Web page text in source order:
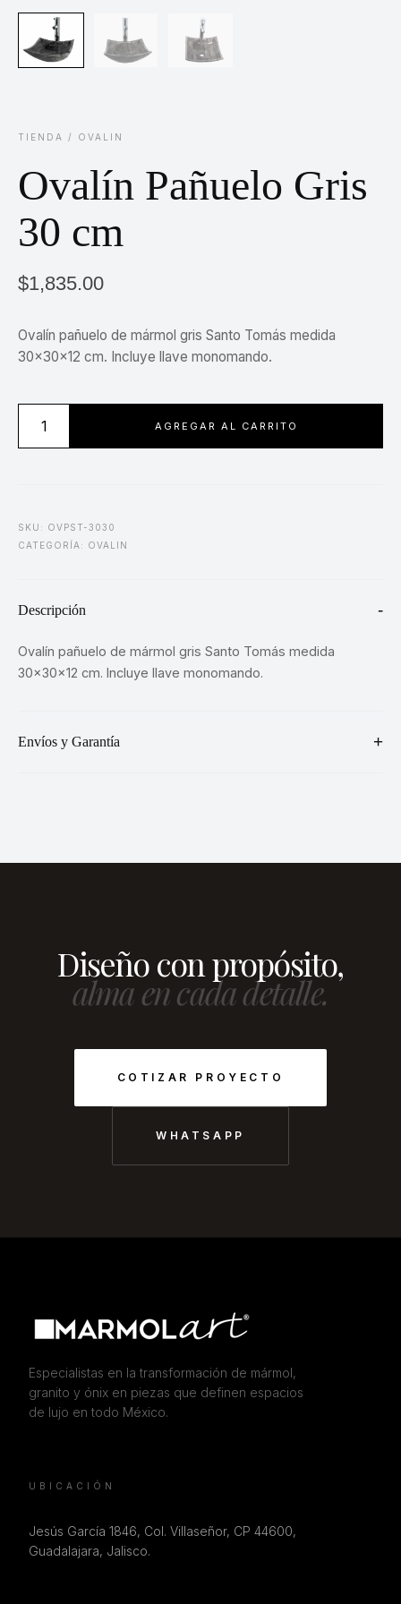
TIENDA / OVALIN
Ovalín Pañuelo Gris
30 cm
$1,835.00
Ovalín pañuelo de mármol gris Santo Tomás medida
30x30x12 cm. Incluye llave monomando.
Pañuelo
cantidad
AGREGAR AL CARRITO
SKU: OVPST-3030
CATEGORÍA: OVALIN
Descripción
Ovalín pañuelo de mármol gris Santo Tomás medida
30x30x12 cm. Incluye llave monomando.
Envíos y Garantía
Diseño con propósito,
alma en cada detalle.
COTIZAR PROYECTO
WHATSAPP
Especialistas en la transformación de mármol,
granito y ónix en piezas que definen espacios
de lujo en todo México.
UBICACIÓN
Jesús García 1846, Col. Villaseñor, CP 44600,
Guadalajara, Jalisco.